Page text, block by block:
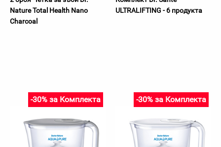
Nature Total Health Nano
Charcoal
ULTRALIFTING - 6 продукта
-30% за Комплекта -30% за Комплекта